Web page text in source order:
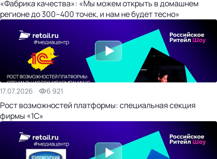
«Фабрика качества»: «Мы можем открыть в домашнем
регионе до 300–400 точек, и нам не будет тесно»
17.07.2026 6 921
Рост возможностей платформы: специальная секция
фирмы «1С»